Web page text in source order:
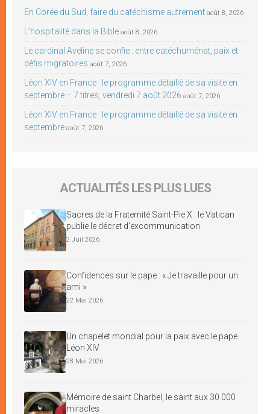
En Corée du Sud, faire du catéchisme autrement août 8, 2026
L’hospitalité dans la Bible août 8, 2026
Le cardinal Aveline se confie : entre catéchuménat, paix et
défis migratoires août 7, 2026
Léon XIV en France : le programme détaillé de sa visite en
septembre – 7 titres, vendredi 7 août 2026 août 7, 2026
Léon XIV en France : le programme détaillé de sa visite en
septembre août 7, 2026
ACTUALITÉS LES PLUS LUES
Sacres de la Fraternité Saint-Pie X : le Vatican
publie le décret d’excommunication
2 Juil 2026
Confidences sur le pape : « Je travaille pour un
ami »
22 Mai 2026
Un chapelet mondial pour la paix avec le pape
Léon XIV
28 Mai 2026
Mémoire de saint Charbel, le saint aux 30 000
miracles